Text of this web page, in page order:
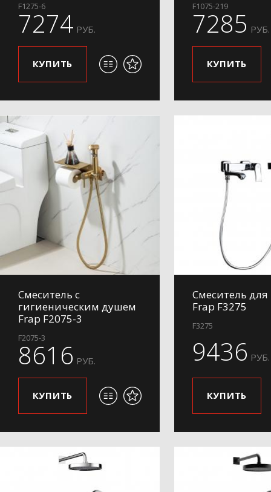
F1275-6
7274 РУБ.
КУПИТЬ
F1075-219
7285 РУБ.
КУПИТЬ
Смеситель с
гигиеническим душем
Frap F2075-3
F2075-3
8616 РУБ.
КУПИТЬ
Смеситель
Frap F3275
F3275
9436 РУБ.
КУПИТЬ